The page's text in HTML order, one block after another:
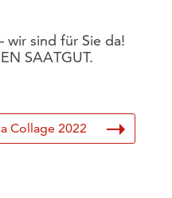
wir sind für Sie da!
SAATGUT.
Collage 2022